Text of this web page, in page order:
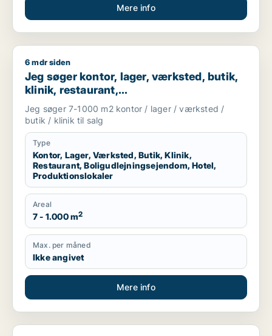
Mere info
Jeg søger kontor, lager, værksted, butik, klinik, restaurant,
6 mdr siden
Jeg søger kontor, lager, værksted, butik,
klinik, restaurant,
boligudlejningsejendom, hotel eller
produktionslokaler til salg i Vordingborg,
Guldborgsund eller Lolland
Jeg søger 7-1000 m2 kontor / lager / værksted /
butik / klinik til salg
Type
Kontor, Lager, Værksted, Butik, Klinik,
Restaurant, Boligudlejningsejendom, Hotel,
Produktionslokaler
Areal
7 - 1.000 m2
Max. per måned
Ikke angivet
Mere info